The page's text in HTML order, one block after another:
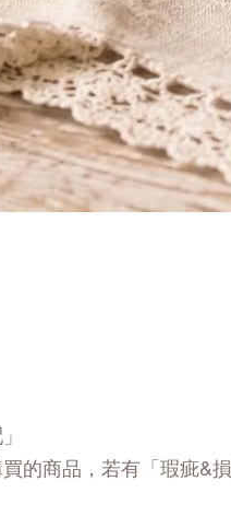
的商品，若有「瑕疵